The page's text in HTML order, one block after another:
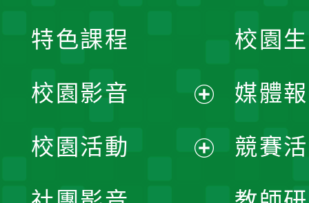
校園
媒體
競賽
特色課程
校園影音
開
校園活動